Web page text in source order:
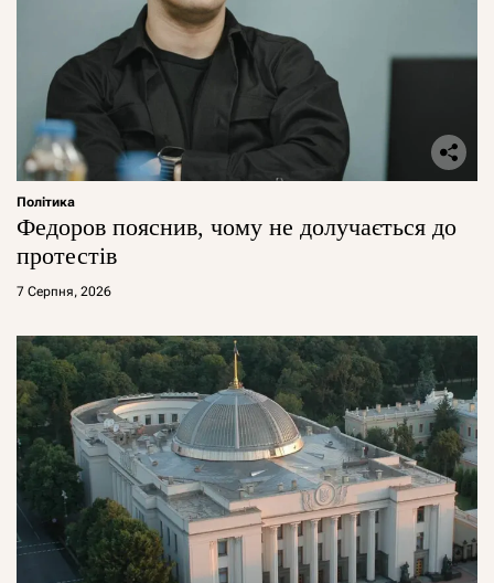
Політика
Федоров пояснив, чому не долучається до
протестів
7 Серпня, 2026